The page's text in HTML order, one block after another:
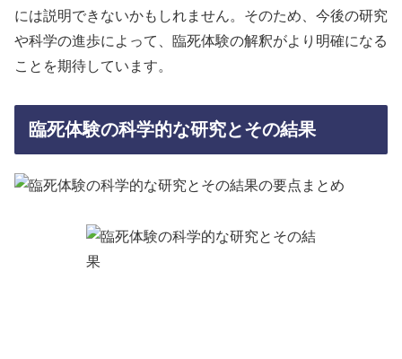
には説明できないかもしれません。そのため、今後の研究
や科学の進歩によって、臨死体験の解釈がより明確になる
ことを期待しています。
臨死体験の科学的な研究とその結果